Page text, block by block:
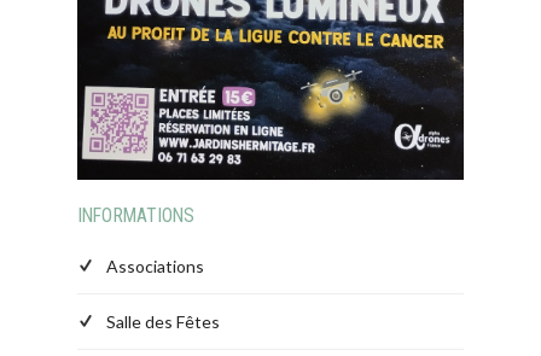
INFORMATIONS
Associations
Salle des Fêtes